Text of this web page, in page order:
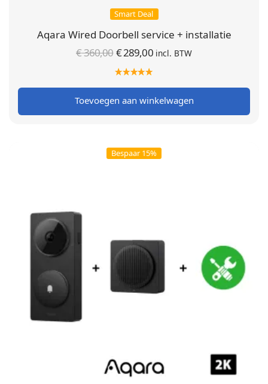
Smart Deal
Aqara Wired Doorbell service + installatie
€360,00Oorspronkelijke
prijs was:
€ 360,00.
€289,00 Huidige
€ 289,00.
incl. BTW
Toevoegen aan winkelwagen
Bespaar 15%